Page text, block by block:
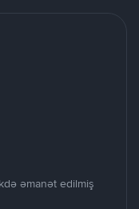
əmanət edilmiş